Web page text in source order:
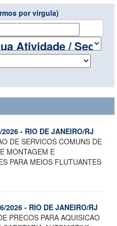
por virgula)
- RIO DE JANEIRO/RJ
DE SERVICOS COMUNS DE
MONTAGEM E
PARA MEIOS FLUTUANTES
2026 - RIO DE JANEIRO/RJ
PRECOS PARA AQUISICAO